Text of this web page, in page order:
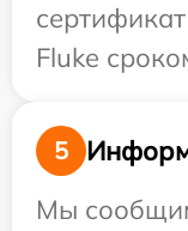
Fluke
5
Мы